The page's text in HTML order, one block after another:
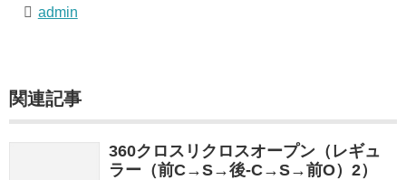
admin
関連記事
360クロスリクロスオープン（レギュ
ラー（前C→S→後-C→S→前O）2）